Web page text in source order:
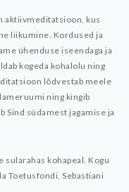
aktiivmeditatsioon, kus
liikumine. Kordused ja
ühenduse iseendaga ja
kogeda kohalolu ning
lõdvestab meele
ning kingib
Sind südamest jagamise ja
sularahas kohapeal. Kogu
Toetusfondi, Sebastiani